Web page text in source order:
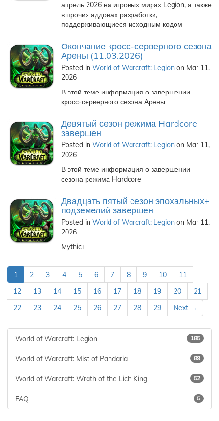
апрель 2026 на игровых мирах Legion, а также
в прочих аддонах разработки,
поддерживающиеся исходным кодом
Окончание кросс-серверного сезона
Арены (11.03.2026)
Posted in World of Warcraft: Legion on Mar 11,
2026
В этой теме информация о завершении
кросс-серверного сезона Арены
Девятый сезон режима Hardcore
завершен
Posted in World of Warcraft: Legion on Mar 11,
2026
В этой теме информация о завершении
сезона режима Hardcore
Двадцать пятый сезон эпохальных+
подземелий завершен
Posted in World of Warcraft: Legion on Mar 11,
2026
Mythic+
1 2 3 4 5 6 7 8 9 10
11
12
13 14 15 16 17 18 19 20
21
22
23 24 25 26 27 28 29 Next →
World of Warcraft: Legion 185
World of Warcraft: Mist of Pandaria 89
World of Warcraft: Wrath of the Lich King 52
FAQ 5